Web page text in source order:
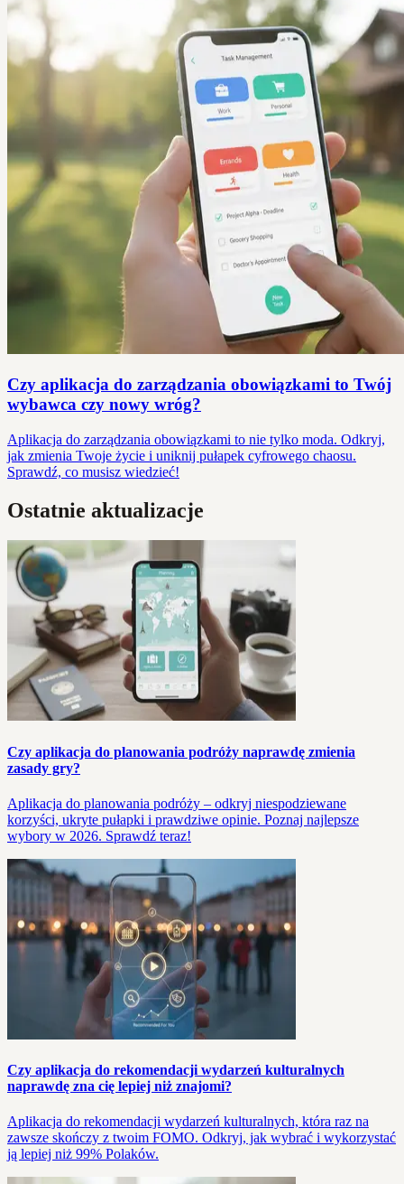
Czy aplikacja do zarządzania obowiązkami to Twój
wybawca czy nowy wróg?
Aplikacja do zarządzania obowiązkami to nie tylko moda. Odkryj,
jak zmienia Twoje życie i uniknij pułapek cyfrowego chaosu.
Sprawdź, co musisz wiedzieć!
Ostatnie aktualizacje
Czy aplikacja do planowania podróży naprawdę zmienia
zasady gry?
Aplikacja do planowania podróży – odkryj niespodziewane
korzyści, ukryte pułapki i prawdziwe opinie. Poznaj najlepsze
wybory w 2026. Sprawdź teraz!
Czy aplikacja do rekomendacji wydarzeń kulturalnych
naprawdę zna cię lepiej niż znajomi?
Aplikacja do rekomendacji wydarzeń kulturalnych, która raz na
zawsze skończy z twoim FOMO. Odkryj, jak wybrać i wykorzystać
ją lepiej niż 99% Polaków.